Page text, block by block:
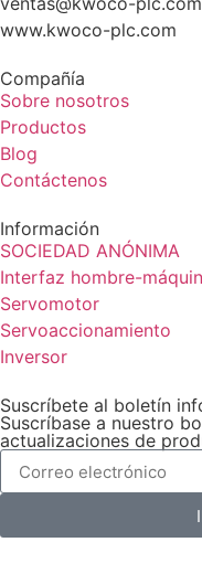
www.kwoco-plc.com
Compañía
Sobre nosotros
Productos
Blog
Contáctenos
Información
SOCIEDAD ANÓNIMA
Interfaz hombre-
Servomotor
Servoaccionamiento
Inversor
Suscríbete al boletín
Suscríbase a nuestro
actualizaciones de